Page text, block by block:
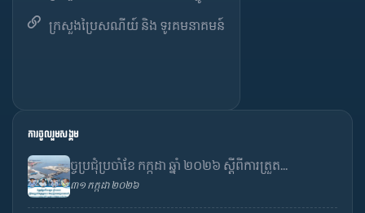
ក្រសួងប្រៃសណីយ៍ និង ទូរគមនាគមន៍
ការចូលរួមសង្គម
ច្ចប្រជុំប្រចាំខែ កក្កដា ឆ្នាំ ២០២៦ ស្តីពីការត្រួត...
៣១ កក្កដា ២០២៦